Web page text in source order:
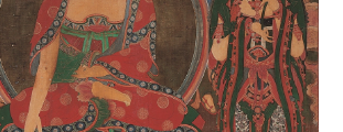
학교 상주캠퍼스
묵
구